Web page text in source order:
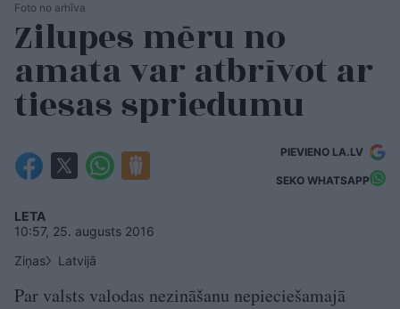
Foto no arhīva
Zilupes mēru no
amata var atbrīvot ar
tiesas spriedumu
PIEVIENO LA.LV
SEKO WHATSAPP
LETA
10:57, 25. augusts 2016
Ziņas
Latvijā
Par valsts valodas nezināšanu nepieciešamajā